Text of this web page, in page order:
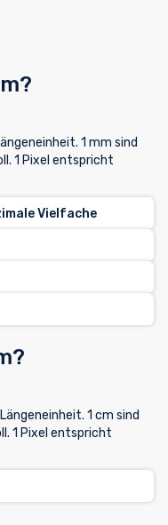
1 mm sind
1 Pixel entspricht
Vielfache
1 cm sind
1 Pixel entspricht